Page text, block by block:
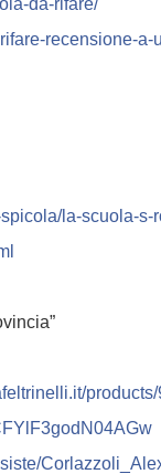
a-da-rifare/
recensione-a-
la-scuola-s-